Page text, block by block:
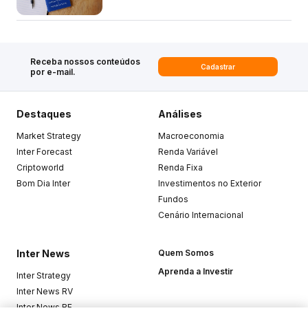
Receba nossos conteúdos
por e-mail.
Cadastrar
Destaques
Market Strategy
Inter Forecast
Criptoworld
Bom Dia Inter
Análises
Macroeconomia
Renda Variável
Renda Fixa
Investimentos no Exterior
Fundos
Cenário Internacional
Inter News
Inter Strategy
Inter News RV
Inter News RF
Quem Somos
Aprenda a Investir